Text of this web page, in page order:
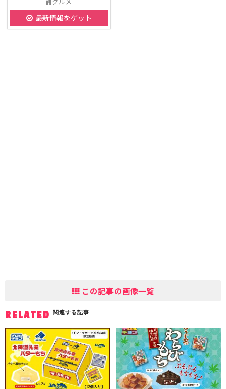
最新情報をゲット
この記事の画像一覧
RELATED 関連する記事